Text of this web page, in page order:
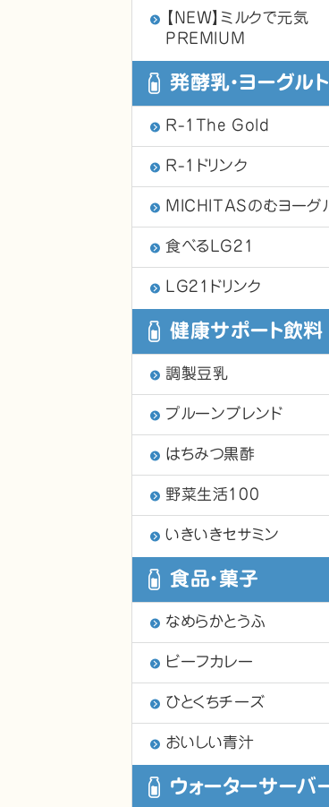
【NEW】ミルクで元気
PREMIUM
発酵乳・ヨーグルト
R-1The Gold
R-1ドリンク
MICHITASのむヨーグ
食べるLG21
LG21ドリンク
健康サポート飲料
調製豆乳
プルーンブレンド
はちみつ黒酢
野菜生活100
いきいきセサミン
食品・菓子
なめらかとうふ
ビーフカレー
ひとくちチーズ
おいしい青汁
ウォーターサーバ